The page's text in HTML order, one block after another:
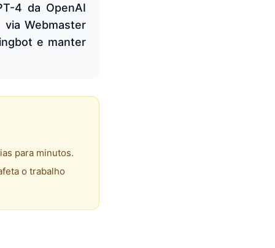
4 da OpenAI
Webmaster
e manter
para minutos.
o trabalho